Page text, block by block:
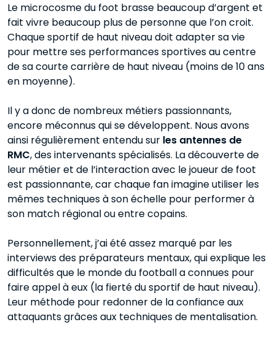
Le microcosme du foot brasse beaucoup d’argent et
fait vivre beaucoup plus de personne que l’on croit.
Chaque sportif de haut niveau doit adapter sa vie
pour mettre ses performances sportives au centre
de sa courte carrière de haut niveau (moins de 10 ans
en moyenne).
Il y a donc de nombreux métiers passionnants,
encore méconnus qui se développent. Nous avons
ainsi régulièrement entendu sur les antennes de
RMC, des intervenants spécialisés. La découverte de
leur métier et de l’interaction avec le joueur de foot
est passionnante, car chaque fan imagine utiliser les
mêmes techniques à son échelle pour performer à
son match régional ou entre copains.
Personnellement, j’ai été assez marqué par les
interviews des préparateurs mentaux, qui explique les
difficultés que le monde du football a connues pour
faire appel à eux (la fierté du sportif de haut niveau).
Leur méthode pour redonner de la confiance aux
attaquants grâces aux techniques de mentalisation.